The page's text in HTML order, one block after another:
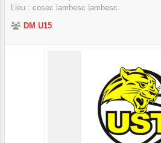
Lieu : cosec lambesc lambesc
DM U15